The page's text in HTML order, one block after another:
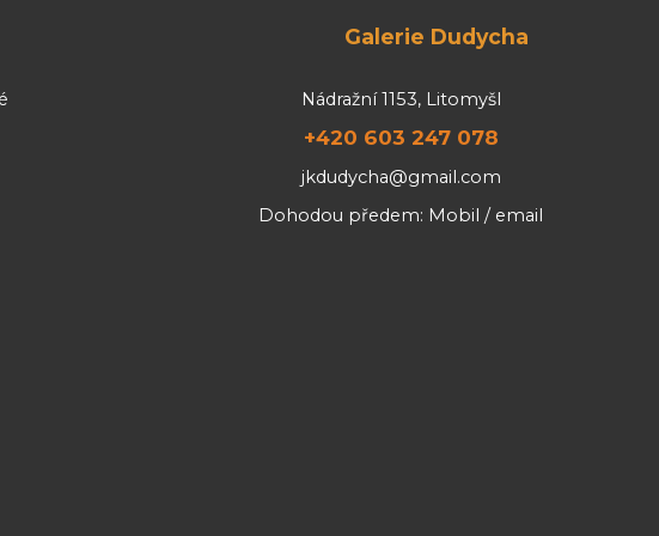
Galerie Dudycha
Nádražní 1153, Litomyšl
+420 603 247 078
jkdudycha@gmail.com
Dohodou předem: Mobil / email